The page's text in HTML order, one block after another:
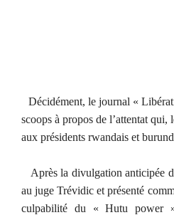
Décidément, le journal «
scoops à propos de l’attentat
aux présidents rwandais et
Après la divulgation anticipée
au juge Trévidic et présenté
culpabilité du « Hutu power